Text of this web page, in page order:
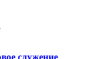
служение